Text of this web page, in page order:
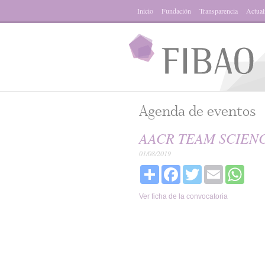
Inicio Fundación Transparencia
Agenda de eventos
AACR TEAM
01/08/2019
Share Facebook
Twitter Email
Ver ficha de la convocatoria